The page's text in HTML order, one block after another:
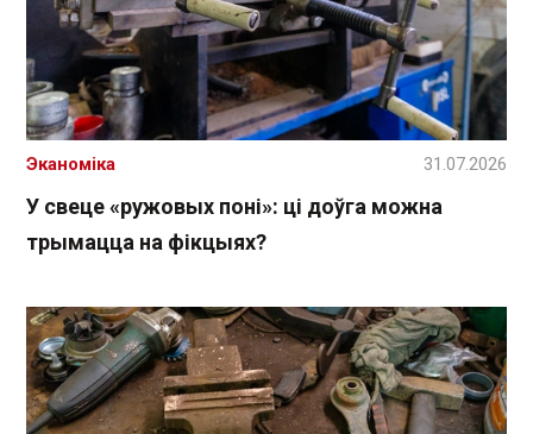
У свеце «ружовых поні»: ці доўга можна
трымацца на фікцыях?
Эканоміка 31.07.2026